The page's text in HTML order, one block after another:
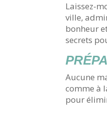
Laissez-
ville,
bonheur
secrets
Aucune
comme à
pour